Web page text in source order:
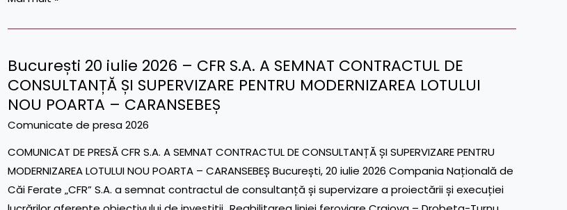
FISCALIA
ȘI
DIN
CAUZA
DEFECTĂRII
UNUI
DE
MARFĂ
București 20 iulie 2026 – CFR S.A. A SEMNAT CONTRACTUL DE
CONSULTANȚĂ ȘI SUPERVIZARE PENTRU MODERNIZAREA LOTULUI
NOU POARTA – CARANSEBEȘ
Comunicate de presa 2026
COMUNICAT DE PRESĂ CFR S.A. A SEMNAT CONTRACTUL DE CONSULTANȚĂ ȘI SUPERVIZARE PENTRU
MODERNIZAREA LOTULUI NOU POARTA – CARANSEBEȘ București, 20 iulie 2026 Compania Națională de
Căi Ferate „CFR” S.A. a semnat contractul de consultanță și supervizare a proiectării și execuției
București
20
iulie
2026
CFR
S.A.
A